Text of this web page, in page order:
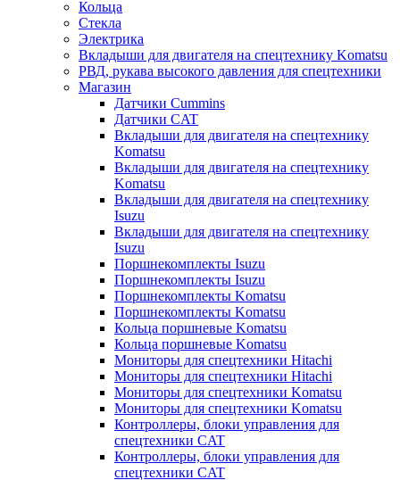
Кольца
Стекла
Электрика
Вкладыши для двигателя на спецтехнику Komatsu
РВД, рукава высокого давления для спецтехники
Магазин
Датчики Cummins
Датчики CAT
Вкладыши для двигателя на спецтехнику
Komatsu
Вкладыши для двигателя на спецтехнику
Komatsu
Вкладыши для двигателя на спецтехнику
Isuzu
Вкладыши для двигателя на спецтехнику
Isuzu
Поршнекомплекты Isuzu
Поршнекомплекты Isuzu
Поршнекомплекты Komatsu
Поршнекомплекты Komatsu
Кольца поршневые Komatsu
Кольца поршневые Komatsu
Мониторы для спецтехники Hitachi
Мониторы для спецтехники Hitachi
Мониторы для спецтехники Komatsu
Мониторы для спецтехники Komatsu
Контроллеры, блоки управления для
спецтехники CAT
Контроллеры, блоки управления для
спецтехники CAT